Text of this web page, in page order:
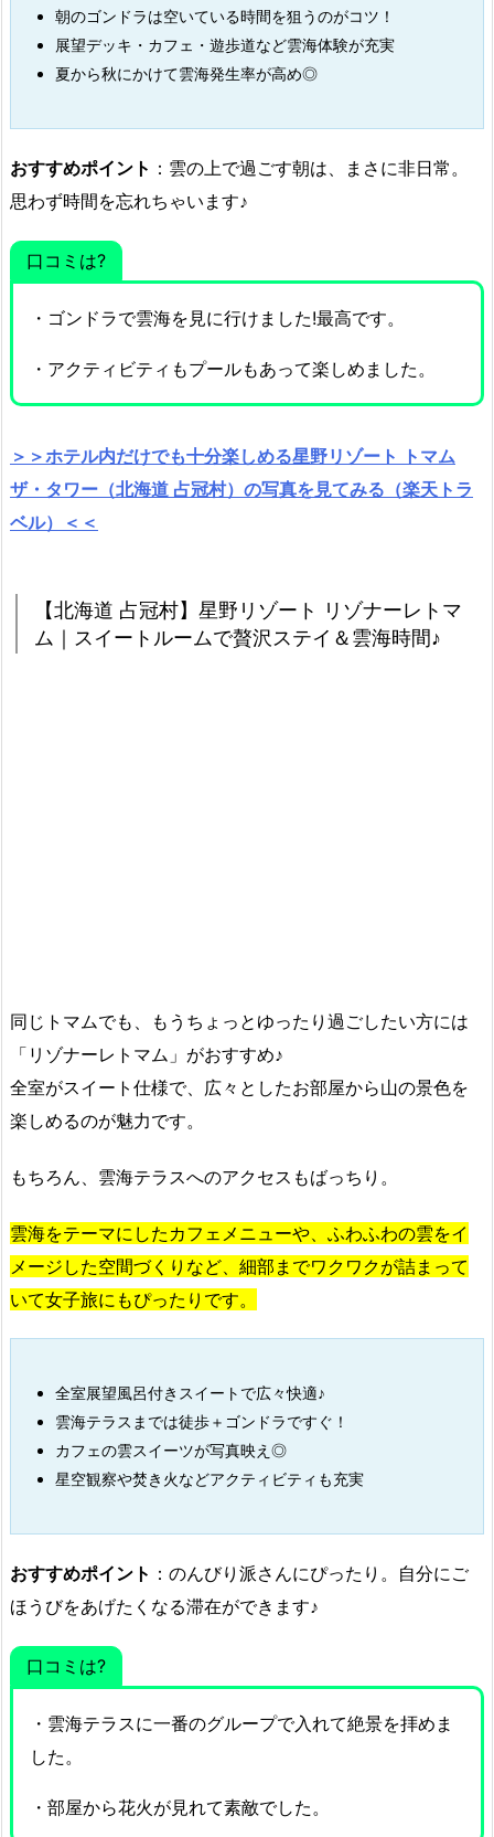
朝のゴンドラは空いている時間を狙うのがコツ！
展望デッキ・カフェ・遊歩道など雲海体験が充実
夏から秋にかけて雲海発生率が高め◎
おすすめポイント ：雲の上で過ごす朝は、まさに非日常。
思わず時間を忘れちゃいます♪
口コミは?
・ゴンドラで雲海を見に行けました!最高です。
・アクティビティもプールもあって楽しめました。
＞＞ホテル内だけでも十分楽しめる星野リゾート トマム
ザ・タワー（北海道 占冠村）の写真を見てみる（楽天トラ
ベル）＜＜
【北海道 占冠村】星野リゾート リゾナーレトマ
ム｜スイートルームで贅沢ステイ＆雲海時間♪
同じトマムでも、もうちょっとゆったり過ごしたい方には
「リゾナーレトマム」がおすすめ♪
全室がスイート仕様で、広々としたお部屋から山の景色を
楽しめるのが魅力です。
もちろん、雲海テラスへのアクセスもばっちり。
雲海をテーマにしたカフェメニューや、ふわふわの雲をイ
メージした空間づくりなど、細部までワクワクが詰まって
いて女子旅にもぴったりです。
全室展望風呂付きスイートで広々快適♪
雲海テラスまでは徒歩＋ゴンドラですぐ！
カフェの雲スイーツが写真映え◎
星空観察や焚き火などアクティビティも充実
おすすめポイント ：のんびり派さんにぴったり。自分にご
ほうびをあげたくなる滞在ができます♪
口コミは?
・雲海テラスに一番のグループで入れて絶景を拝めま
した。
・部屋から花火が見れて素敵でした。